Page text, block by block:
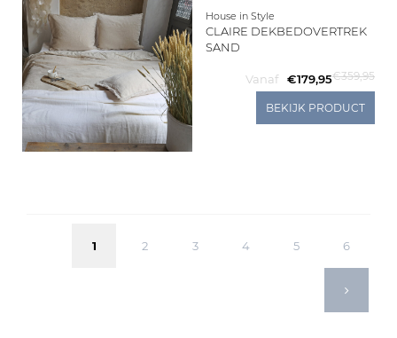
House in Style
CLAIRE DEKBEDOVERTREK
SAND
Vanaf €179,95€359,95
BEKIJK PRODUCT
1 2 3 4 5 6